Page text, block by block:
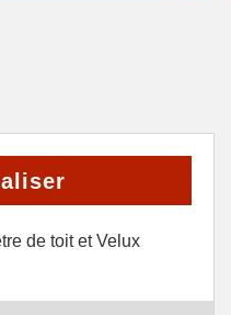
de toit et Velux